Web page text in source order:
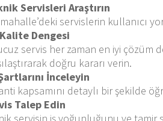
Servisleri Araştırın
servislerin kullanıcı
Dengesi
servis her zaman en iyi çözüm
doğru kararı verin.
İnceleyin
kapsamını detaylı bir şekilde
Talep Edin